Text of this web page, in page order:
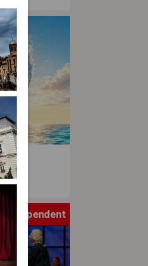
Independent